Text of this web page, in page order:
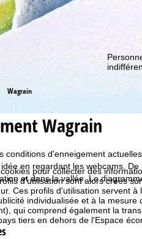
pour collecter des
d'utilisation sont alors créés
Ces profils d'utilisation servent à
individualisée et à la
qui comprend également la
tiers en dehors de l'Espace
Wagrain
Wagrain
conditions d'enneigement
en regardant les webcams.
et dans la vallée. Le